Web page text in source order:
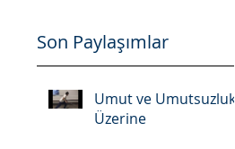
Son Paylaşımlar
Umut ve Umutsuzluk
Üzerine